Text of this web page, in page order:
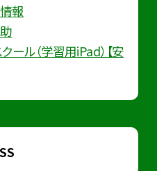
報
ール（学習用iPad）【安